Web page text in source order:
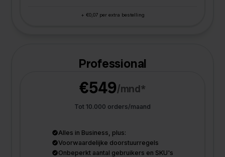
+ €0,07 per extra bestelling
Professional
€549/mnd*
Tot 10.000 orders/maand
Alles in Business, plus:
Voorwaardelijke doorstuurregels
Onbeperkt aantal gebruikers en SKU's